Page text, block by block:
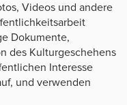
Videos und andere
Dokumente,
des Kulturgeschehens
Interesse
und verwenden